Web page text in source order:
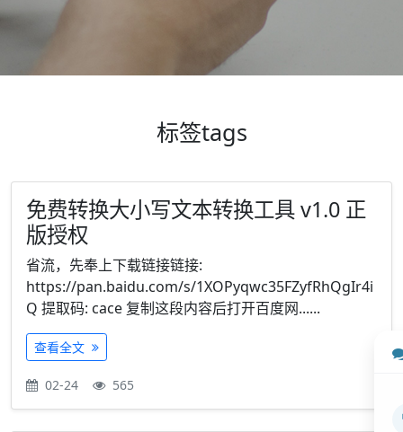
标签tags
免费转换大小写文本转换工具 v1.0 正
版授权
省流，先奉上下载链接链接:
https://pan.baidu.com/s/1XOPyqwc35FZyfRhQgIr4i
Q 提取码: cace 复制这段内容后打开百度网......
查看全文
02-24 565